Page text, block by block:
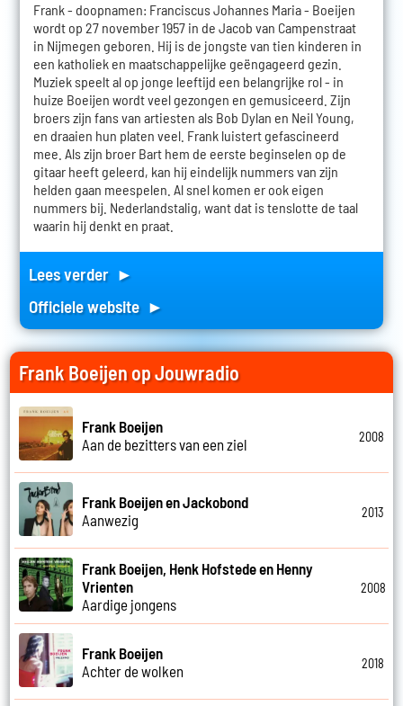
Frank - doopnamen: Franciscus Johannes Maria - Boeijen
wordt op 27 november 1957 in de Jacob van Campenstraat
in Nijmegen geboren. Hij is de jongste van tien kinderen in
een katholiek en maatschappelijke geëngageerd gezin.
Muziek speelt al op jonge leeftijd een belangrijke rol - in
huize Boeijen wordt veel gezongen en gemusiceerd. Zijn
broers zijn fans van artiesten als Bob Dylan en Neil Young,
en draaien hun platen veel. Frank luistert gefascineerd
mee. Als zijn broer Bart hem de eerste beginselen op de
gitaar heeft geleerd, kan hij eindelijk nummers van zijn
helden gaan meespelen. Al snel komen er ook eigen
nummers bij. Nederlandstalig, want dat is tenslotte de taal
waarin hij denkt en praat.
Lees verder ►
Officiele website ►
Frank Boeijen op Jouwradio
Frank Boeijen
Aan de bezitters van een ziel
2008
Frank Boeijen en Jackobond
Aanwezig
2013
Frank Boeijen, Henk Hofstede en Henny
Vrienten
Aardige jongens
2008
Frank Boeijen
Achter de wolken
2018